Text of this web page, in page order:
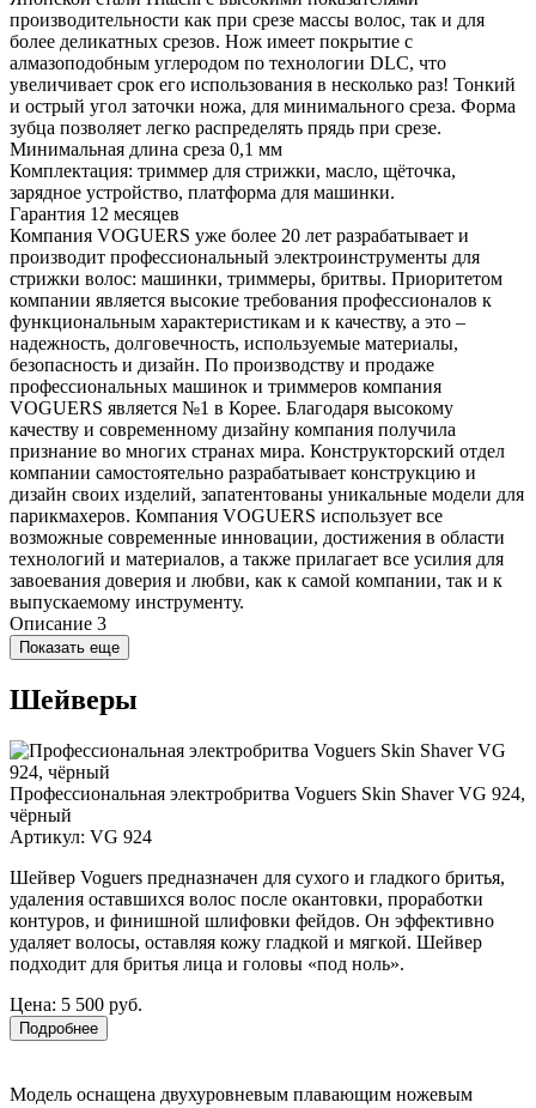
производительности как при срезе массы волос, так и для
более деликатных срезов. Нож имеет покрытие c
алмазоподобным углеродом по технологии DLC, что
увеличивает срок его использования в несколько раз! Тонкий
и острый угол заточки ножа, для минимального среза. Форма
зубца позволяет легко распределять прядь при срезе.
Минимальная длина среза 0,1 мм
Комплектация: триммер для стрижки, масло, щёточка,
зарядное устройство, платформа для машинки.
Гарантия 12 месяцев
Компания VOGUERS уже более 20 лет разрабатывает и
производит профессиональный электроинструменты для
стрижки волос: машинки, триммеры, бритвы. Приоритетом
компании является высокие требования профессионалов к
функциональным характеристикам и к качеству, а это –
надежность, долговечность, используемые материалы,
безопасность и дизайн. По производству и продаже
профессиональных машинок и триммеров компания
VOGUERS является №1 в Корее. Благодаря высокому
качеству и современному дизайну компания получила
признание во многих странах мира. Конструкторский отдел
компании самостоятельно разрабатывает конструкцию и
дизайн своих изделий, запатентованы уникальные модели для
парикмахеров. Компания VOGUERS использует все
возможные современные инновации, достижения в области
технологий и материалов, а также прилагает все усилия для
завоевания доверия и любви, как к самой компании, так и к
выпускаемому инструменту.
Описание 3
Показать еще
Шейверы
Профессиональная электробритва Voguers Skin Shaver VG 924,
чёрный
Артикул: VG 924
Шейвер Voguers предназначен для сухого и гладкого бритья,
удаления оставшихся волос после окантовки, проработки
контуров, и финишной шлифовки фейдов. Он эффективно
удаляет волосы, оставляя кожу гладкой и мягкой. Шейвер
подходит для бритья лица и головы «под ноль».
Цена: 5 500 руб.
Подробнее
Модель оснащена двухуровневым плавающим ножевым